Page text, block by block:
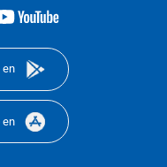
youtube-
en
en